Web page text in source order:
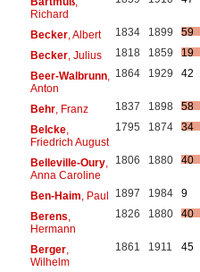
Richard
Becker, Albert 1834 1899
59
Becker, Julius 1818 1859
19
Beer-Walbrunn,
Anton
1864 1929 42
Behr, Franz 1837 1898
58
Belcke,
Friedrich August
1795 1874 34
Belleville-Oury,
Anna Caroline
1806 1880 40
Ben-Haim , Paul 1897 1984
9
Berens
Hermann
1826 1880 40
Berger,
Wilhelm
1861 1911 45